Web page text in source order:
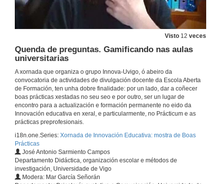
Visto 12 veces
Quenda de preguntas. Gamificando nas aulas
universitarias
A xornada que organiza o grupo Innova-Uvigo, ó abeiro da
convocatoria de actividades de divulgación docente da Escola Aberta
de Formación, ten unha dobre finalidade: por un lado, dar a coñecer
boas prácticas xestadas no seu seo e por outro, ser un lugar de
encontro para a actualización e formación permanente no eido da
Innovación educativa en xeral, e particularmente, no Prácticum e as
prácticas preprofesionais.
i18n.one.Series: Xornada de Innovación Educativa: mostra de Boas
Prácticas
José Antonio Sarmiento Campos
Departamento Didáctica, organización escolar e métodos de
investigación, Universidade de Vigo
Modera: Mar García Señorán
Pon un proxecto de investigación STEAMbach na túa docencia
Conferencia
19 de xul. de 2021
Quenda de preguntas. Pon un proxecto de investigación STEAMbach na túa docencia
Presentación de Violeta Cebrián Robles
19 de xul. de 2021
Metodoloxía de Anotacións Multimedia -MAM- para a docencia innovadora e a investigación sobre o ensino
19 de xul. de 2021